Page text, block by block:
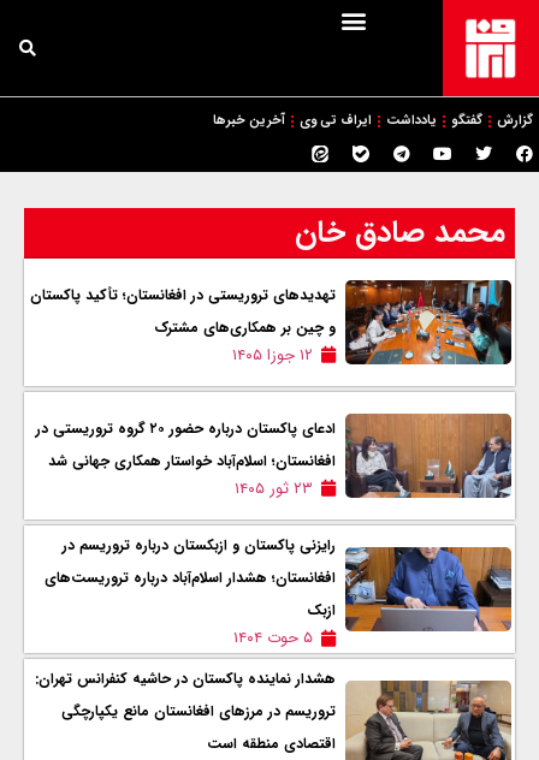
گزارش گفتگو یادداشت ایراف تی وی آخرین خبرها
محمد صادق خان
تهدیدهای تروریستی در افغانستان؛ تأکید پاکستان
و چین بر همکاری‌های مشترک
۱۲ جوزا ۱۴۰۵
ادعای پاکستان درباره حضور ۲۰ گروه تروریستی در
افغانستان؛ اسلام‌آباد خواستار همکاری جهانی شد
۲۳ ثور ۱۴۰۵
رایزنی پاکستان و ازبکستان درباره تروریسم در
افغانستان؛ هشدار اسلام‌آباد درباره تروریست‌های
ازبک
۵ حوت ۱۴۰۴
هشدار نماینده پاکستان در حاشیه کنفرانس تهران:
تروریسم در مرزهای افغانستان مانع یکپارچگی
اقتصادی منطقه است